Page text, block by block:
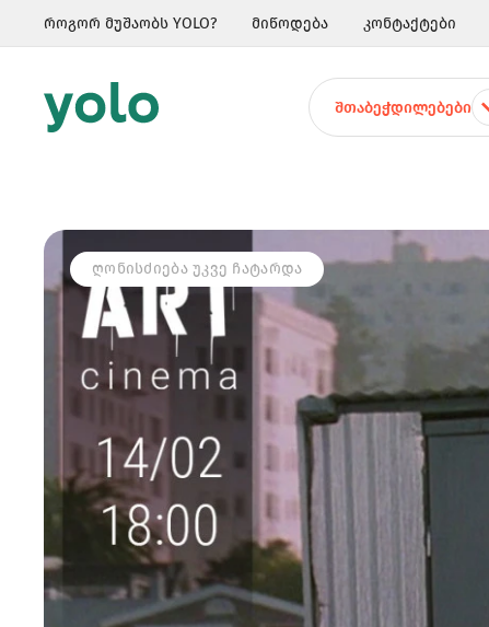
როგორ მუშაობს YOLO? მიწოდება კონტაქტები
ᲨᲗᲐᲑᲔᲭᲓᲘᲚᲔᲑᲔᲑᲘ
ᲦᲝᲜᲘᲡᲫᲘᲔᲑᲐ ᲣᲙᲕᲔ ᲩᲐᲢᲐᲠᲓᲐ